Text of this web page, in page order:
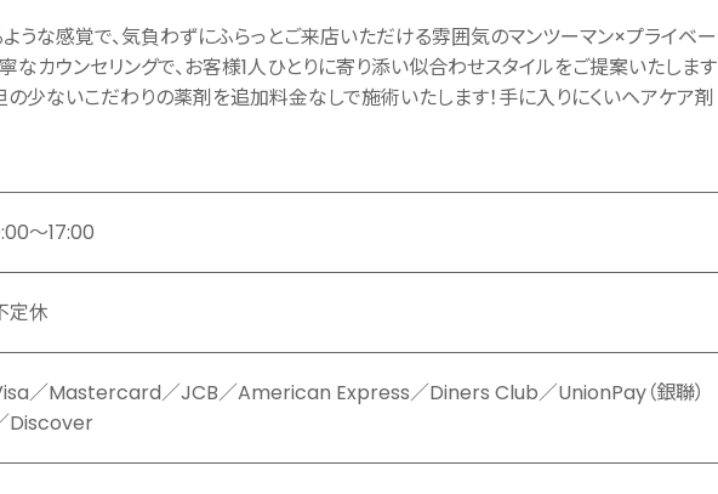
うな感覚で、気負わずにふらっとご来店いただける雰囲気のマンツーマン×プライベー
なカウンセリングで、お客様1人ひとりに寄り添い似合わせスタイルをご提案いたします
少ないこだわりの薬剤を追加料金なしで施術いたします！手に入りにくいヘアケア剤
〜17:00
定休
／Mastercard／JCB／American Express／Diners Club／UnionPay（銀聯）
Discover